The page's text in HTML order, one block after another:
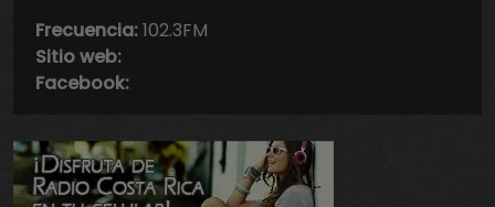
Frecuencia:102.3FM
Sitio web:
Facebook: